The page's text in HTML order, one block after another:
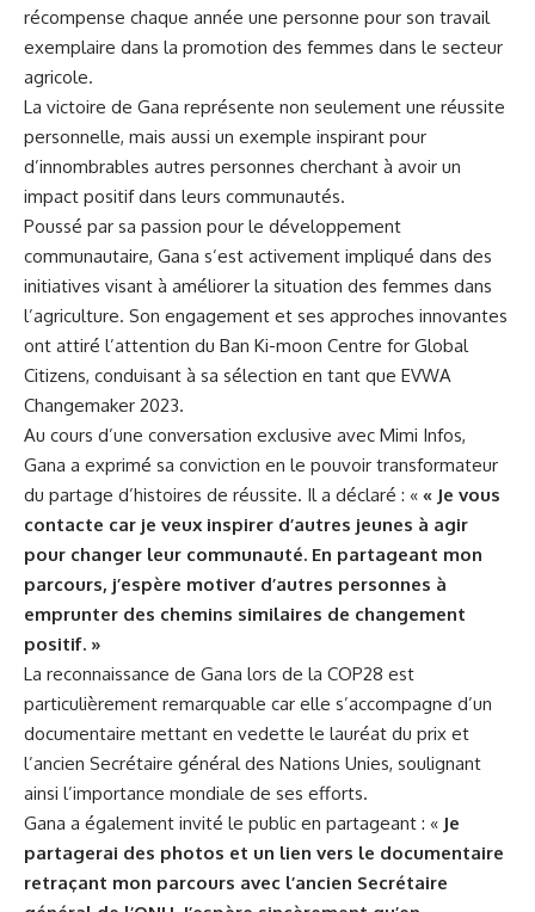
récompense chaque année une personne pour‍ son travail
exemplaire dans la promotion des femmes dans le secteur
agricole.
La victoire de Gana représente non seulement une réussite
personnelle, mais aussi un exemple inspirant pour
d’innombrables autres ⁣personnes cherchant à avoir un
impact positif dans ⁤leurs communautés.
Poussé ‍par sa passion pour le ⁢développement
communautaire, Gana s’est activement impliqué dans des
initiatives visant à améliorer la situation des⁤ femmes dans‍
l’agriculture. ⁤Son engagement et ses‍ approches innovantes
ont attiré l’attention du Ban Ki-moon‌ Centre for⁢ Global
Citizens, conduisant à sa sélection en tant que ⁤EVWA
Changemaker 2023.
Au cours d’une ⁣conversation exclusive avec Mimi Infos,
Gana a exprimé sa⁣ conviction en le pouvoir transformateur ​
du partage d’histoires de‍ réussite.⁢ Il a déclaré : « « Je vous
contacte car je veux inspirer d’autres jeunes à agir
pour changer leur ​communauté. En partageant mon
parcours, j’espère motiver d’autres‍ personnes à
emprunter des chemins similaires de changement
positif. »
La reconnaissance de ​Gana lors de la COP28 est
particulièrement remarquable car elle s’accompagne d’un
documentaire mettant​ en vedette le ⁢lauréat du prix⁤ et
l’ancien Secrétaire général des Nations Unies, soulignant
ainsi l’importance mondiale ‌de⁣ ses⁢ efforts.
Gana a ⁢également invité‌ le public en partageant : « Je
partagerai ‌des photos et un lien vers⁣ le documentaire
retraçant‍ mon parcours avec l’ancien Secrétaire